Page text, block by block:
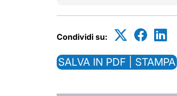
Condividi su:
SALVA IN PDF | STAMPA